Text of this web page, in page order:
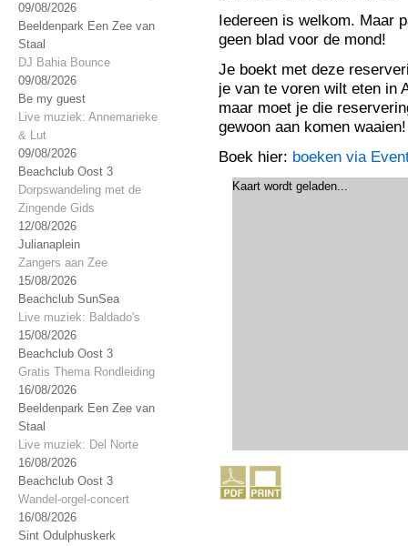
09/08/2026
Beeldenpark Een Zee van
Staal
DJ Bahia Bounce
09/08/2026
Be my guest
Live muziek: Annemarieke
& Lut
09/08/2026
Beachclub Oost 3
Dorpswandeling met de
Zingende Gids
12/08/2026
Julianaplein
Zangers aan Zee
15/08/2026
Beachclub SunSea
Live muziek: Baldado's
15/08/2026
Beachclub Oost 3
Gratis Thema Rondleiding
16/08/2026
Beeldenpark Een Zee van
Staal
Live muziek: Del Norte
16/08/2026
Beachclub Oost 3
Wandel-orgel-concert
16/08/2026
Sint Odulphuskerk
Iedereen is welkom. Maar
geen blad voor de mond!
Je boekt met deze
je van te voren wilt eten in
maar moet je die
gewoon aan komen waaien!
Boek hier: boeken via
Kaart wordt geladen...